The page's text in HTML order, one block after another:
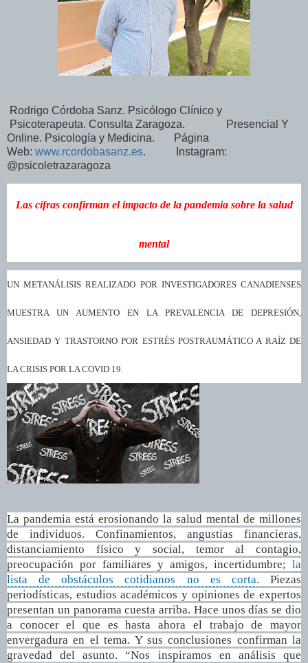
Rodrigo Córdoba Sanz. Psicólogo Clínico y
Psicoterapeuta. Consulta Zaragoza. Presencial Y
Online. Psicología y Medicina. Página
Web: www.rcordobasanz.es. Instagram:
@psicoletrazaragoza
Las cifras confirman el impacto de la pandemia sobre la salud
mental
UN METANÁLISIS REALIZADO POR INVESTIGADORES CANADIENSES
MUESTRA UN AUMENTO EN LA PREVALENCIA DE DEPRESIÓN,
ANSIEDAD Y TRASTORNO POR ESTRÉS POSTRAUMÁTICO A RAÍZ DE
LA CRISIS POR LA COVID 19.
La pandemia está erosionando la salud mental de millones
de individuos. Confinamientos, angustias financieras,
distanciamiento físico y social, temor al contagio,
preocupación por familiares y amigos, incertidumbre; la
lista de obstáculos cotidianos no es corta. Piezas
periodísticas, estudios académicos y opiniones de expertos
presentan un panorama cuesta arriba. Hace unos días se dio
a conocer el que es hasta ahora el trabajo de mayor
envergadura en el tema. Y sus conclusiones confirman la
gravedad del asunto. “Nos inspiramos en análisis que